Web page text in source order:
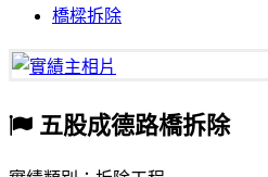
橋樑拆除
五股成德路橋拆除